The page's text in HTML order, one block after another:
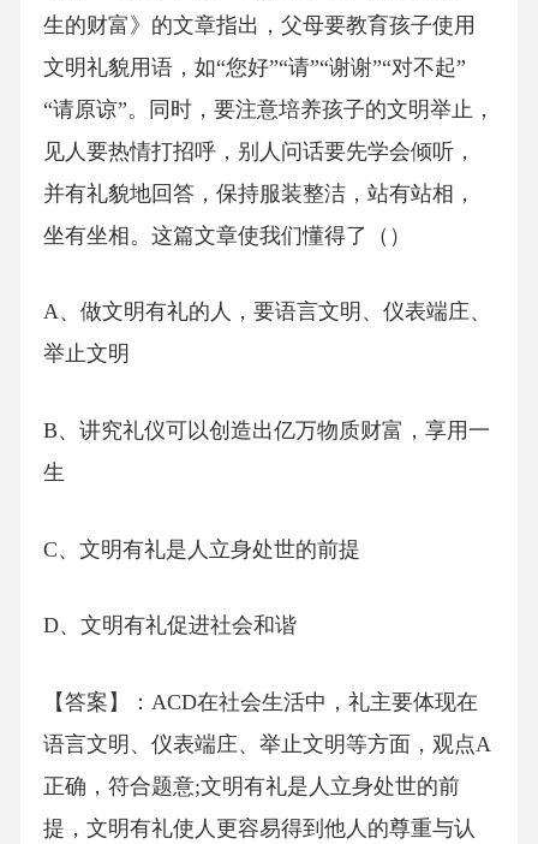
生的财富》的文章指出，父母要教育孩子使用
文明礼貌用语，如“您好”“请”“谢谢”“对不起”
“请原谅”。同时，要注意培养孩子的文明举止，
见人要热情打招呼，别人问话要先学会倾听，
并有礼貌地回答，保持服装整洁，站有站相，
坐有坐相。这篇文章使我们懂得了（）
A、做文明有礼的人，要语言文明、仪表端庄、
举止文明
B、讲究礼仪可以创造出亿万物质财富，享用一
生
C、文明有礼是人立身处世的前提
D、文明有礼促进社会和谐
【答案】：ACD在社会生活中，礼主要体现在
语言文明、仪表端庄、举止文明等方面，观点A
正确，符合题意;文明有礼是人立身处世的前
提，文明有礼使人更容易得到他人的尊重与认